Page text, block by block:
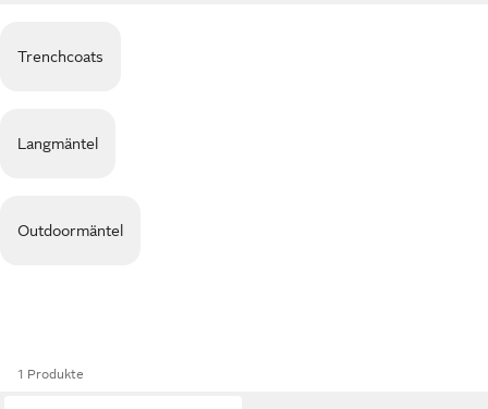
Trenchcoats
Langmäntel
Outdoormäntel
1 Produkte